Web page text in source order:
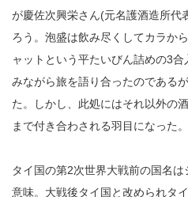
が慶佐次興栄さん(元名護酒造所代
ろう。泡盛は飲み尽くしてカラか
ャットという平たいびん詰めの3
みながら旅を語り合ったのである
た。しかし、此処にはそれ以外の
まで付き合わされる羽目になった。
タイ国の第2次世界大戦前の国名
意味。大戦後タイ国と改められタ